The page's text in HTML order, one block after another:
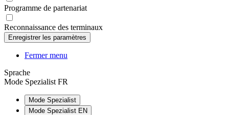
Programme de partenariat
Reconnaissance des terminaux
Fermer menu
Sprache
Mode Spezialist FR
Mode Spezialist
Mode Spezialist EN